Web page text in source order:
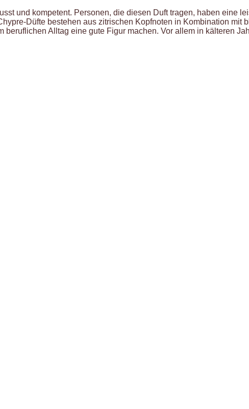
und kompetent. Personen, die diesen Duft tragen, haben eine
Düfte bestehen aus zitrischen Kopfnoten in Kombination mit
Alltag eine gute Figur machen. Vor allem in kälteren